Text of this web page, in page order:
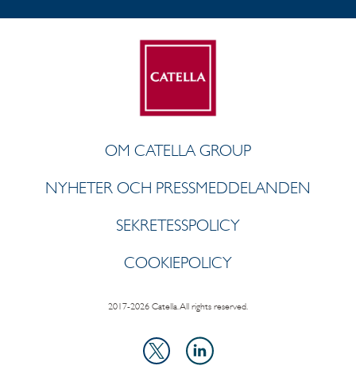
OM CATELLA GROUP
NYHETER OCH PRESSMEDDELANDEN
SEKRETESSPOLICY
COOKIEPOLICY
2017-2026 Catella. All rights reserved.
X
LinkedIn